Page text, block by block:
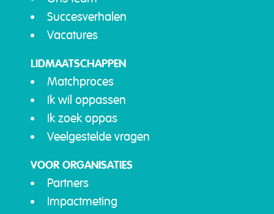
Succesverhalen
Vacatures
LIDMAATSCHAPPEN
Matchproces
Ik wil oppassen
Ik zoek oppas
Veelgestelde vragen
VOOR ORGANISATIES
Partners
Impactmeting